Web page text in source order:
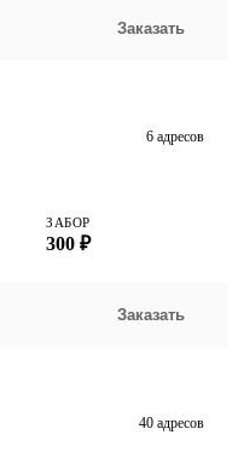
Заказать
6 адресов
ЗАБОР
300 ₽
Заказать
40 адресов